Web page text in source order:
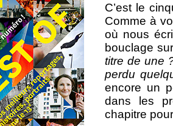
C’est le
Comme à
où nous
bouclage
titre de une
perdu
encore un
dans les
chapitre